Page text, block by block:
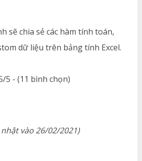
sẽ chia sẻ các hàm tính toán,
dữ liệu trên bảng tính Excel.
5 - (11 bình chọn)
vào 26/02/2021)